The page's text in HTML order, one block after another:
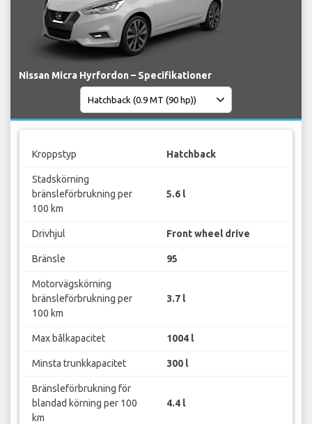
Nissan Micra Hyrfordon – Specifikationer
Kroppstyp Hatchback
Stadskörning
bränsleförbrukning per
100 km
5.6 l
Drivhjul Front wheel drive
Bränsle 95
Motorvägskörning
bränsleförbrukning per
100 km
3.7 l
Max bålkapacitet 1004 l
Minsta trunkkapacitet 300 l
Bränsleförbrukning för
blandad körning per 100
km
4.4 l